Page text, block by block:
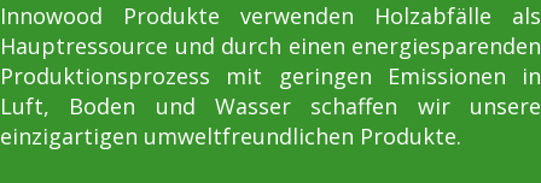
Innowood Produkte verwenden Holzabfälle als
Hauptressource und durch einen energiesparenden
Produktionsprozess mit geringen Emissionen in
Luft, Boden und Wasser schaffen wir unsere
einzigartigen umweltfreundlichen Produkte.